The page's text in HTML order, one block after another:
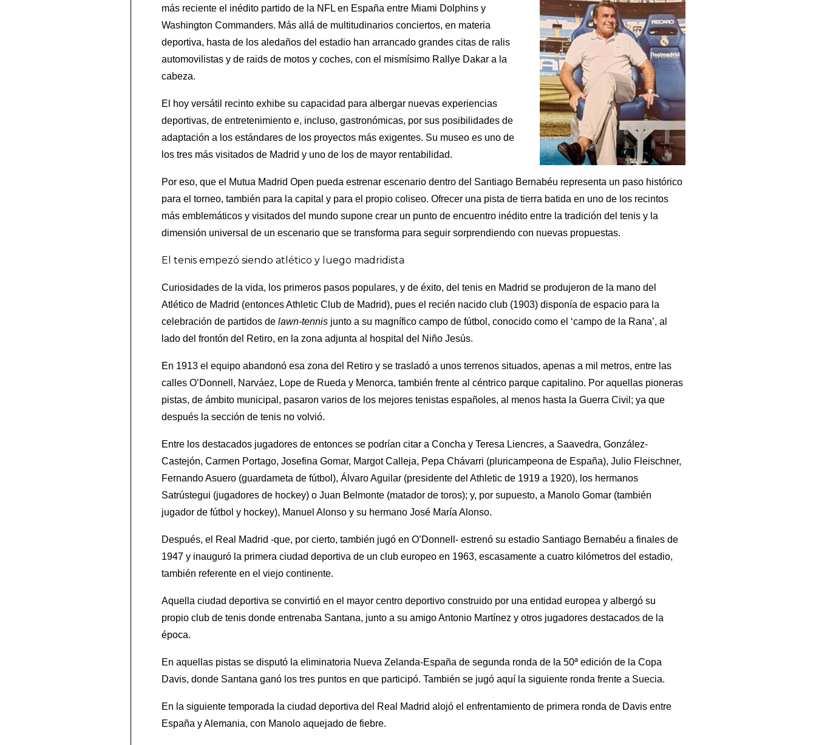
más reciente el inédito partido de la NFL en España entre Miami Dolphins y
Washington Commanders. Más allá de multitudinarios conciertos, en materia
deportiva, hasta de los aledaños del estadio han arrancado grandes citas de ralis
automovilistas y de raids de motos y coches, con el mismísimo Rallye Dakar a la
cabeza.
El hoy versátil recinto exhibe su capacidad para albergar nuevas experiencias
deportivas, de entretenimiento e, incluso, gastronómicas, por sus posibilidades de
adaptación a los estándares de los proyectos más exigentes. Su museo es uno de
los tres más visitados de Madrid y uno de los de mayor rentabilidad.
Por eso, que el Mutua Madrid Open pueda estrenar escenario dentro del Santiago Bernabéu representa un paso histórico
para el torneo, también para la capital y para el propio coliseo. Ofrecer una pista de tierra batida en uno de los recintos
más emblemáticos y visitados del mundo supone crear un punto de encuentro inédito entre la tradición del tenis y la
dimensión universal de un escenario que se transforma para seguir sorprendiendo con nuevas propuestas.
El tenis empezó siendo atlético y luego madridista
Curiosidades de la vida, los primeros pasos populares, y de éxito, del tenis en Madrid se produjeron de la mano del
Atlético de Madrid (entonces Athletic Club de Madrid), pues el recién nacido club (1903) disponía de espacio para la
celebración de partidos delawn-tennis junto a su magnífico campo de fútbol, conocido como el ‘campo de la Rana’, al
lado del frontón del Retiro, en la zona adjunta al hospital del Niño Jesús.
En 1913 el equipo abandonó esa zona del Retiro y se trasladó a unos terrenos situados, apenas a mil metros, entre las
calles O’Donnell, Narváez, Lope de Rueda y Menorca, también frente al céntrico parque capitalino. Por aquellas pioneras
pistas, de ámbito municipal, pasaron varios de los mejores tenistas españoles, al menos hasta la Guerra Civil; ya que
después la sección de tenis no volvió.
Entre los destacados jugadores de entonces se podrían citar a Concha y Teresa Liencres, a Saavedra, González-
Castejón, Carmen Portago, Josefina Gomar, Margot Calleja, Pepa Chávarri (pluricampeona de España), Julio Fleischner,
Fernando Asuero (guardameta de fútbol), Álvaro Aguilar (presidente del Athletic de 1919 a 1920), los hermanos
Satrústegui (jugadores de hockey) o Juan Belmonte (matador de toros); y, por supuesto, a Manolo Gomar (también
jugador de fútbol y hockey), Manuel Alonso y su hermano José María Alonso.
Después, el Real Madrid -que, por cierto, también jugó en O’Donnell- estrenó su estadio Santiago Bernabéu a finales de
1947 y inauguró la primera ciudad deportiva de un club europeo en 1963, escasamente a cuatro kilómetros del estadio,
también referente en el viejo continente.
Aquella ciudad deportiva se convirtió en el mayor centro deportivo construido por una entidad europea y albergó su
propio club de tenis donde entrenaba Santana, junto a su amigo Antonio Martínez y otros jugadores destacados de la
época.
En aquellas pistas se disputó la eliminatoria Nueva Zelanda-España de segunda ronda de la 50ª edición de la Copa
Davis, donde Santana ganó los tres puntos en que participó. También se jugó aquí la siguiente ronda frente a Suecia.
En la siguiente temporada la ciudad deportiva del Real Madrid alojó el enfrentamiento de primera ronda de Davis entre
España y Alemania, con Manolo aquejado de fiebre.